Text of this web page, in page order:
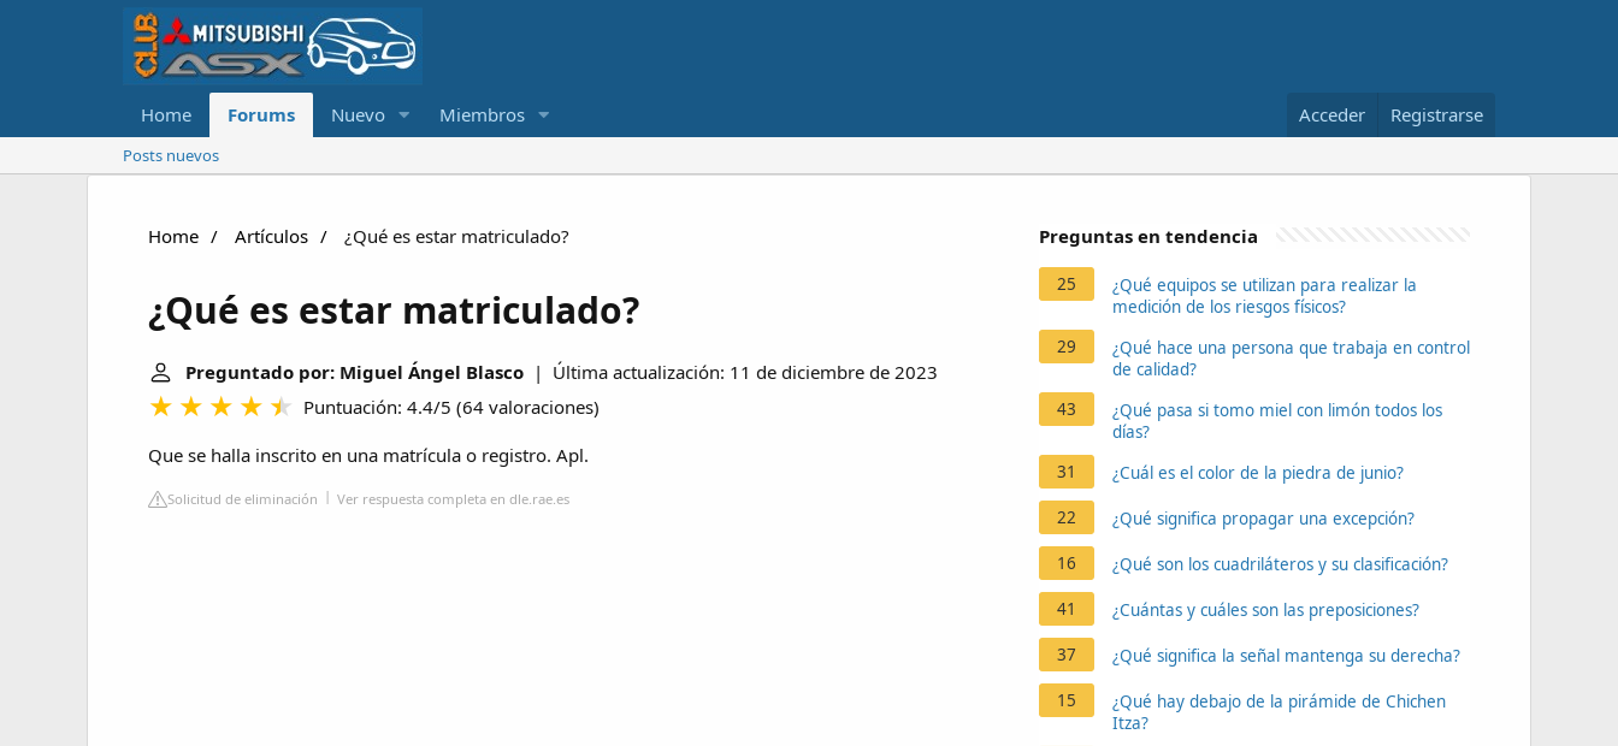
Home Forums Nuevo Miembros Acceder Registrarse
Posts nuevos
Home Artículos ¿Qué es estar matriculado?
¿Qué es estar matriculado?
Preguntado por: Miguel Ángel Blasco | Última actualización: 11 de diciembre de 2023
Puntuación: 4.4/5 (64 valoraciones)
Que se halla inscrito en una matrícula o registro. Apl.
Solicitud de eliminación Ver respuesta completa en dle.rae.es
Preguntas en tendencia
25
¿Qué equipos se utilizan para realizar la
medición de los riesgos físicos?
29
¿Qué hace una persona que trabaja en control
de calidad?
43
¿Qué pasa si tomo miel con limón todos los
días?
31
¿Cuál es el color de la piedra de junio?
22 ¿Qué significa propagar una excepción?
16 ¿Qué son los cuadriláteros y su clasificación?
41 ¿Cuántas y cuáles son las preposiciones?
37 ¿Qué significa la señal mantenga su derecha?
15
¿Qué hay debajo de la pirámide de Chichen
Itza?